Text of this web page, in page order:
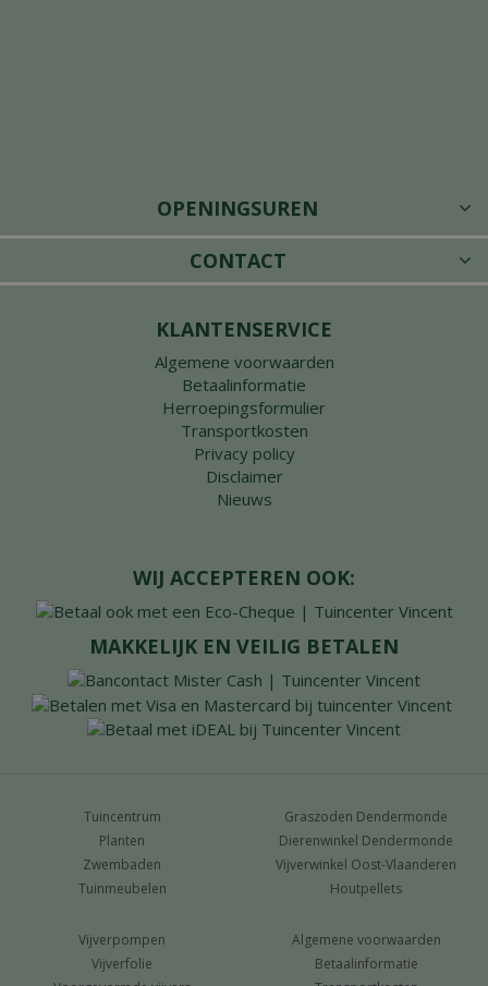
OPENINGSUREN
CONTACT
KLANTENSERVICE
Algemene voorwaarden
Betaalinformatie
Herroepingsformulier
Transportkosten
Privacy policy
Disclaimer
Nieuws
WIJ ACCEPTEREN OOK:
MAKKELIJK EN VEILIG BETALEN
Tuincentrum
Planten
Zwembaden
Tuinmeubelen
Graszoden Dendermonde
Dierenwinkel Dendermonde
Vijverwinkel Oost-Vlaanderen
Houtpellets
Vijverpompen
Vijverfolie
Algemene voorwaarden
Betaalinformatie